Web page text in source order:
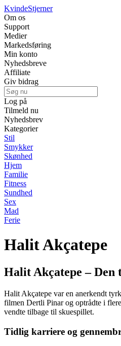
KvindeStjerner
Om os
Support
Medier
Markedsføring
Min konto
Nyhedsbreve
Affiliate
Giv bidrag
Log på
Tilmeld nu
Nyhedsbrev
Kategorier
Stil
Smykker
Skønhed
Hjem
Familie
Fitness
Sundhed
Sex
Mad
Ferie
Halit Akçatepe
Halit Akçatepe –
Halit Akçatepe var en anerkendt
filmen Dertli Pinar og optrådte i
vendte tilbage til skuespillet.
Tidlig karriere og